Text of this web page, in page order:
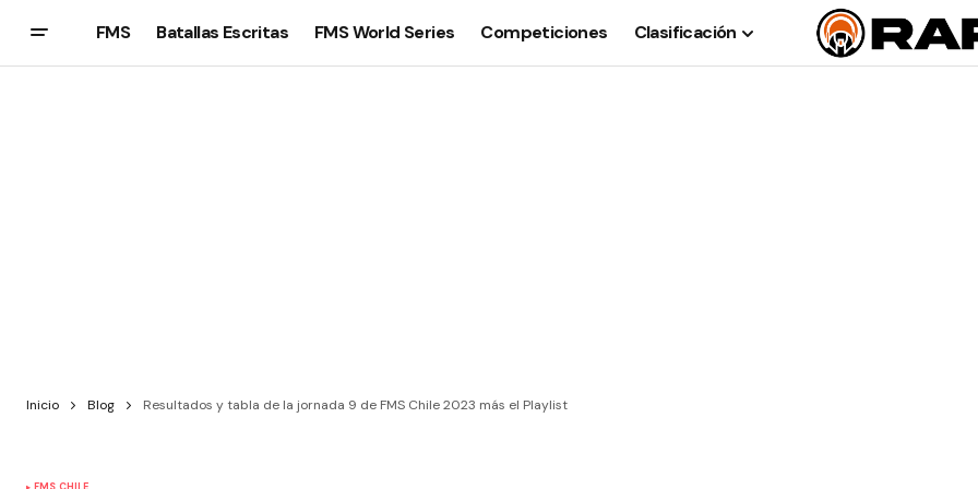
FMS Batallas Escritas FMS World Series Competiciones Clasificación
Inicio Blog Resultados y tabla de la jornada 9 de FMS Chile 2023 más el Playlist